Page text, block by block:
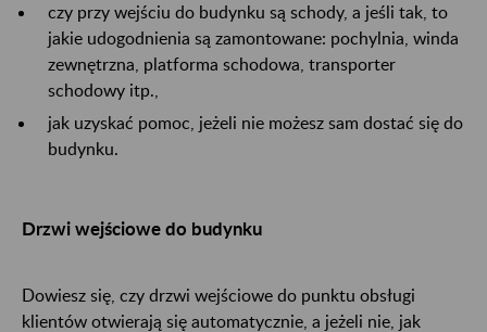
czy przy wejściu do budynku są schody, a jeśli tak, to
jakie udogodnienia są zamontowane: pochylnia, winda
zewnętrzna, platforma schodowa, transporter
schodowy itp.,
jak uzyskać pomoc, jeżeli nie możesz sam dostać się do
budynku.
Drzwi wejściowe do budynku
Dowiesz się, czy drzwi wejściowe do punktu obsługi
klientów otwierają się automatycznie, a jeżeli nie, jak